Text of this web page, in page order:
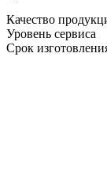
Качество
Уровень сервиса
Срок